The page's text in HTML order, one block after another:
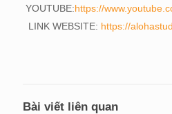
YOUTUBE:https://
LINK WEBSITE: https://
Bài viết liên quan